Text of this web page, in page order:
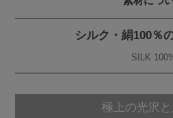
シルク・絹100％
SILK
極上の光沢と